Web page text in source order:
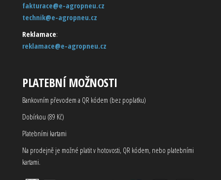
fakturace@e-agropneu.cz
technik@e-agropneu.cz
Reklamace:
reklamace@e-agropneu.cz
PLATEBNÍ MOŽNOSTI
Bankovním převodem a QR kódem (bez poplatku)
Dobírkou (89 Kč)
Platebními kartami
Na prodejně je možné platit v hotovosti, QR kódem, nebo platebními
kartami.